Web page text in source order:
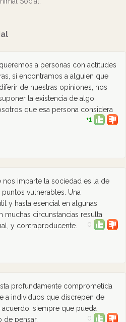
a personas con actitudes
si encontramos a alguien que
de nuestras opiniones, nos
la existencia de algo
que esa persona considera
+1
nos imparte la sociedad es la de
vulnerables. Una
y hasta esencial en algunas
muchas circunstancias resulta
y contraproducente.
0
profundamente comprometida
a individuos que discrepen de
siempre que pueda
de pensar.
0